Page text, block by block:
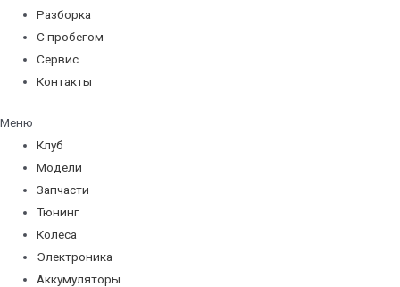
Разборка
С пробегом
Сервис
Контакты
Меню
Клуб
Модели
Запчасти
Тюнинг
Колеса
Электроника
Аккумуляторы